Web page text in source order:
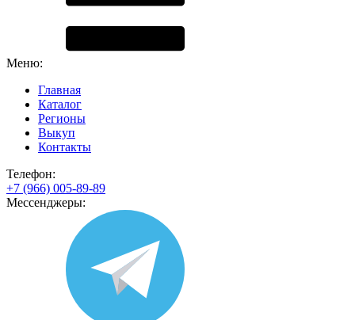
Меню:
Главная
Каталог
Регионы
Выкуп
Контакты
Телефон:
+7 (966) 005-89-89
Мессенджеры: